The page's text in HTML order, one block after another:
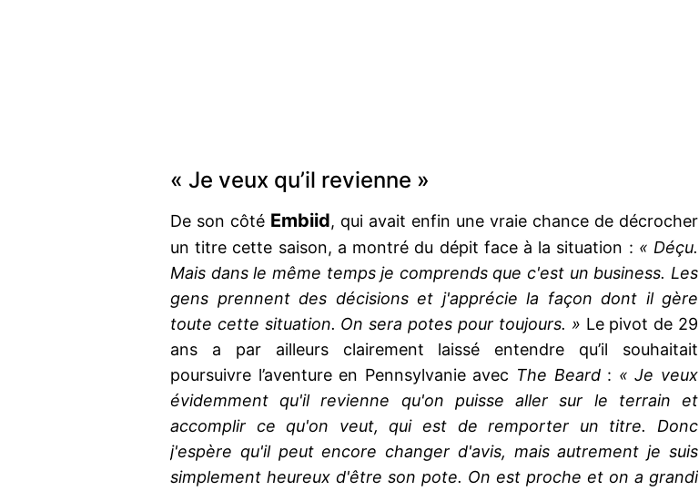
« Je veux qu’il revienne »
De son côté Embiid, qui avait enfin une vraie chance de décrocher
un titre cette saison, a montré du dépit face à la situation : « Déçu.
Mais dans le même temps je comprends que c'est un business. Les
gens prennent des décisions et j'apprécie la façon dont il gère
toute cette situation. On sera potes pour toujours. » Le pivot de 29
ans a par ailleurs clairement laissé entendre qu’il souhaitait
poursuivre l’aventure en Pennsylvanie avec The Beard: « Je veux
évidemment qu'il revienne qu'on puisse aller sur le terrain et
accomplir ce qu'on veut, qui est de remporter un titre. Donc
j'espère qu'il peut encore changer d'avis, mais autrement je suis
simplement heureux d'être son pote. On est proche et on a grandi